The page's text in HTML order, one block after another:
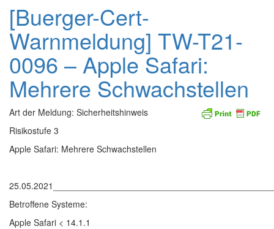
[Buerger-Cert-
Warnmeldung] TW-T21-
0096 – Apple Safari:
Mehrere Schwachstellen
Art der Meldung: Sicherheitshinweis
Risikostufe 3
Apple Safari: Mehrere Schwachstellen
Betroffene Systeme:
Apple Safari < 14.1.1